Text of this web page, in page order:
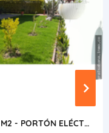
CAJICA, INDEPENDIENTE, LOTE 350 M2 - PORTÓN ELÉCTRICO